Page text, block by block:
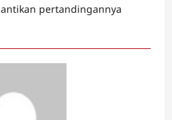
pertandingannya